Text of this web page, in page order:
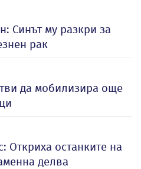
Синът му разкри за
рак
да мобилизира още
Откриха останките на
делва